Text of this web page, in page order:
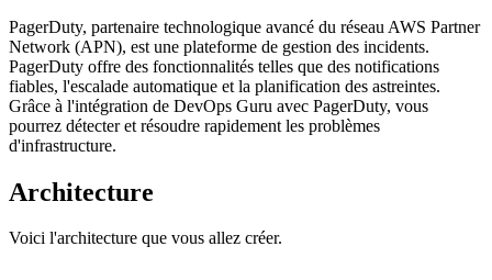
PagerDuty, partenaire technologique avancé du réseau AWS Partner
Network (APN), est une plateforme de gestion des incidents.
PagerDuty offre des fonctionnalités telles que des notifications
fiables, l'escalade automatique et la planification des astreintes.
Grâce à l'intégration de DevOps Guru avec PagerDuty, vous
pourrez détecter et résoudre rapidement les problèmes
d'infrastructure.
Architecture
Voici l'architecture que vous allez créer.